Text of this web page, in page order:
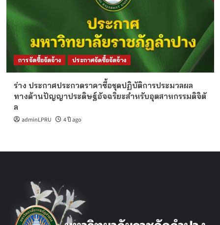
การจัดซื้อจัดจ้าง ประกาศจัดซื้อจัดจ้าง
ร่าง ประกาศประกวดราคาซื้อชุดปฏิบัติการประมวลผล
ทางด้านปัญญาประดิษฐ์อัจฉริยะสำหรับอุตสาหกรรมดิจิตั
ล
adminLPRU 4 ปี ago